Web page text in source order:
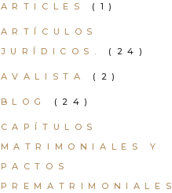
ARTICLES (1)
ARTÍCULOS
JURÍDICOS.
(24)
AVALISTA (2)
BLOG (24)
CAPÍTULOS
MATRIMONIALES Y
PACTOS
PREMATRIMONIALES